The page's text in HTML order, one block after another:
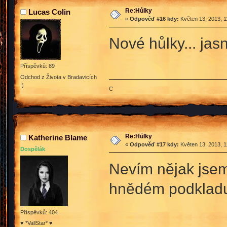
Lucas Colin
Příspěvků: 89
Odchod z Života v Bradavicích
;)
Re:Hůlky
« Odpověď #16 kdy: Květen 13, 2013,
Nové hůlky...
C
Katherine Blame
Dospělák
Příspěvků: 404
♥ *VallStar* ♥
Re:Hůlky
« Odpověď #17 kdy: Květen 13, 2013,
Nevím nějak
hnědém